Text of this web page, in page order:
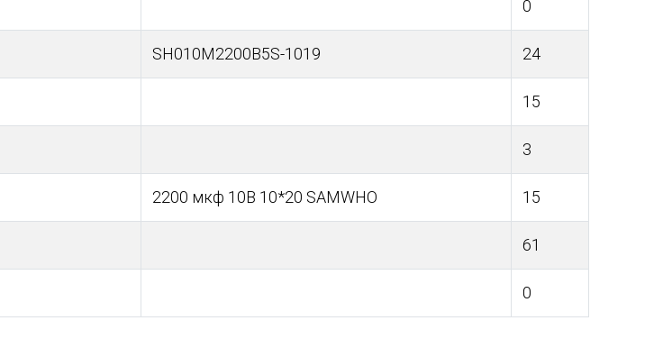
0
SH010M2200B5S-1019 24
15
3
2200 мкф 10В 10*20 SAMWHO 15
61
0